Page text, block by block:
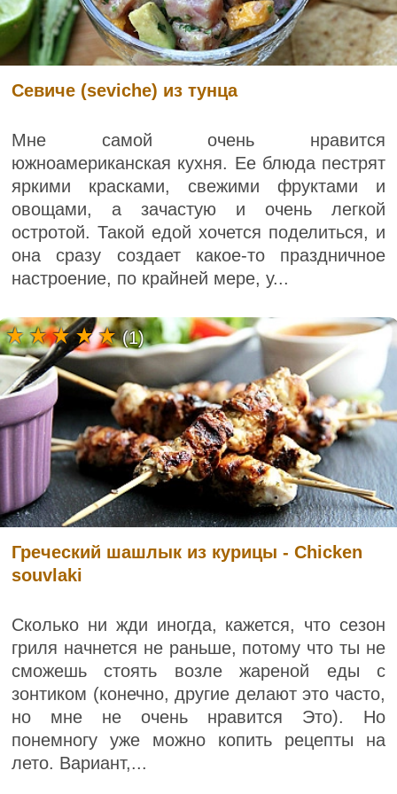
Севиче (seviche) из тунца
Мне самой очень нравится
южноамериканская кухня. Ее блюда пестрят
яркими красками, свежими фруктами и
овощами, а зачастую и очень легкой
остротой. Такой едой хочется поделиться, и
она сразу создает какое-то праздничное
настроение, по крайней мере, у...
Греческий шашлык из курицы - Chicken
souvlaki
Сколько ни жди иногда, кажется, что сезон
гриля начнется не раньше, потому что ты не
сможешь стоять возле жареной еды с
зонтиком (конечно, другие делают это часто,
но мне не очень нравится Это). Но
понемногу уже можно копить рецепты на
лето. Вариант,...
(1)